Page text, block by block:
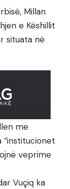
Millan
e Këshillit
situata në
me
“institucionet
veprime
Vuçiq ka